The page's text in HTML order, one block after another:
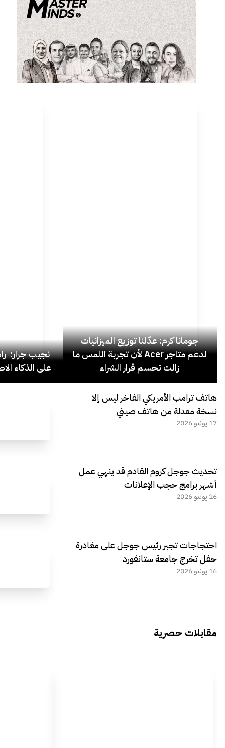
جومانا كرم: عدّلنا توزيع الميزانيات
لدعم متاجر Acer لأن تجربة اللمس ما
زالت تحسم قرار الشراء
نجيب جرار:
على الذكاء
هاتف ترامب الأمريكي الفاخر ليس إلا
نسخة معدلة من هاتف صيني
17 يونيو 2026
تحديث جوجل كروم القادم قد ينهي عمل
أشهر برامج حجب الإعلانات
16 يونيو 2026
احتجاجات تجبر رئيس جوجل على مغادرة
حفل تخرج جامعة ستانفورد
16 يونيو 2026
مقابلات حصرية